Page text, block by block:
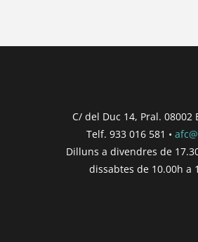
'DD/MM/YYYY') }}
Finalització de
formatDate(post.end,
'DD/MM/YYYY') }}
C/ del Duc 14, Pral. 08002
Telf. 933 016 581 •
Dilluns a divendres de
dissabtes de 10.00h a